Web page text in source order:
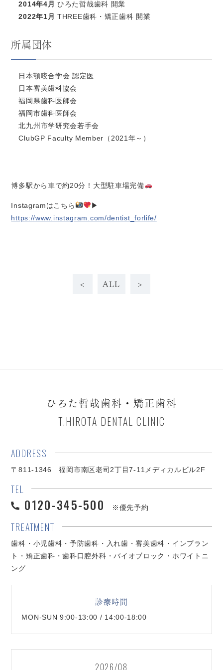
2014年4月 ひろた哲哉歯科 開業
2022年1月 THREE歯科・矯正歯科 開業
所属団体
日本顎咬合学会 認定医
日本審美歯科協会
福岡県歯科医師会
福岡市歯科医師会
北九州市学研究会若手会
ClubGP Faculty Member（2021年～）
博多駅から車で約20分！大型駐車場完備
Instagramはこちら
▶
https://www.instagram.com/dentist_forlife/
< ALL >
ひろた哲哉歯科・矯正歯科
T.HIROTA DENTAL CLINIC
ADDRESS
〒811-1346 福岡市南区老司2丁目7-11メディカルビル2F
TEL
0120-345-500 ※優先予約
TREATMENT
歯科・小児歯科・予防歯科・入れ歯・審美歯科・インプラン
ト・矯正歯科・歯科口腔外科・バイオブロック・ホワイトニ
ング
診療時間
MON-SUN 9:00-13:00 / 14:00-18:00
2026/08